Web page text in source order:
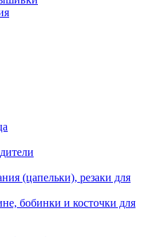
(цапельки), резаки для
бобинки и косточки для